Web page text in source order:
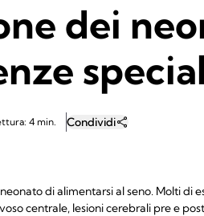
dei
4 min. Condividi
di alimentarsi al seno. Molti di
centrale, lesioni cerebrali pre e